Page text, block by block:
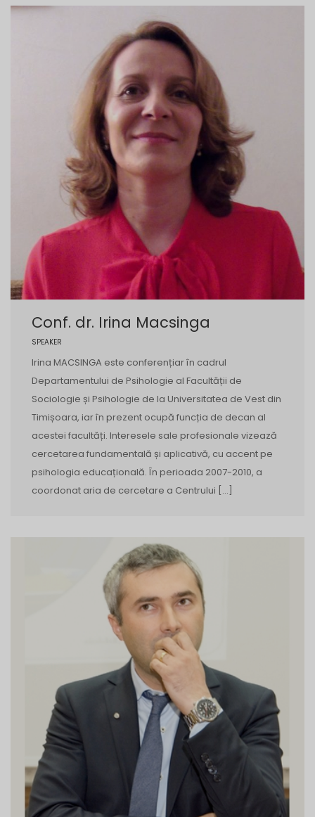
Conf. dr. Irina Macsinga
SPEAKER
Irina MACSINGA este conferențiar în cadrul
Departamentului de Psihologie al Facultății de
Sociologie și Psihologie de la Universitatea de Vest din
Timișoara, iar în prezent ocupă funcția de decan al
acestei facultăți. Interesele sale profesionale vizează
cercetarea fundamentală și aplicativă, cu accent pe
psihologia educațională. În perioada 2007-2010, a
coordonat aria de cercetare a Centrului […]